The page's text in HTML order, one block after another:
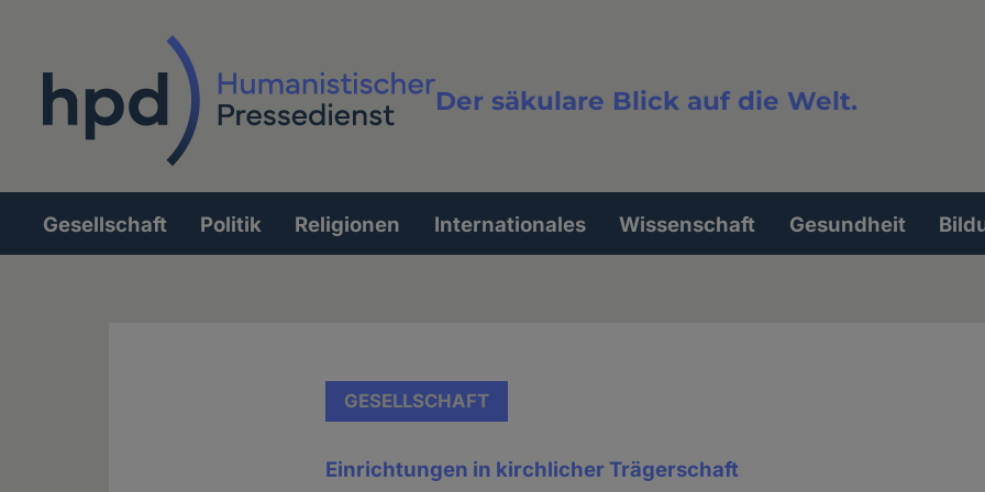
Der säkulare Blick auf die Welt.
Volltextsuche
Hauptnavigation
Gesellschaft Politik Religionen Internationales Wissenschaft Gesundheit
GESELLSCHAFT
Einrichtungen in kirchlicher Trägerschaft